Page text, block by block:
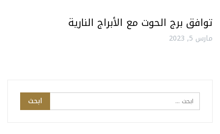
توافق برج الحوت مع الأبراج النارية
مارس 5, 2023